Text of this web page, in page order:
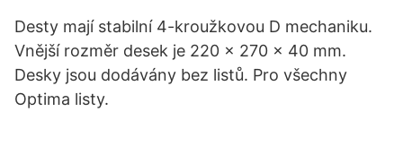
Desty mají stabilní 4-kroužkovou D mechaniku.
Vnější rozměr desek je 220 x 270 x 40 mm.
Desky jsou dodávány bez listů. Pro všechny
Optima listy.